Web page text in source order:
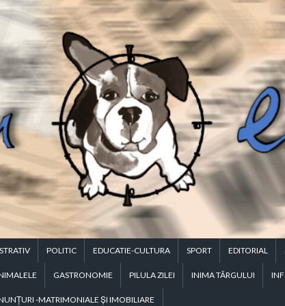
POLITIC EDUCATIE-CULTURA SPORT EDITORIAL
GASTRONOMIE PILULA ZILEI INIMA TÂRGULUI
-MATRIMONIALE ŞI IMOBILIARE